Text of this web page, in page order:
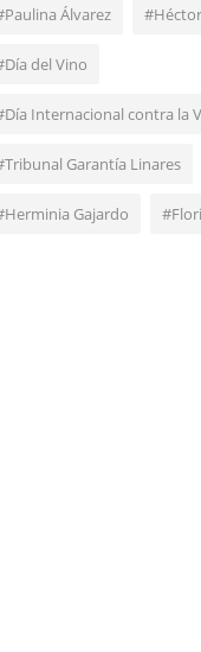
Álvarez
del Vino
Internacional contra la
Garantía Linares
Gajardo